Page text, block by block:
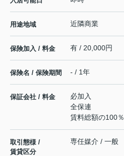
用途地域 近隣商業
保険加入 / 料金 有 / 20,000円
保険名 / 保険期間 - / 1年
保証会社 / 料金
必加入
全保連
賃料総額の100％
取引態様 /
賃貸区分
専任媒介 / 一般